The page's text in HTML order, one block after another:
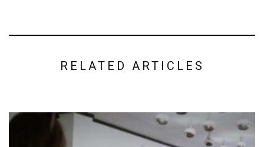
RELATED ARTICLES